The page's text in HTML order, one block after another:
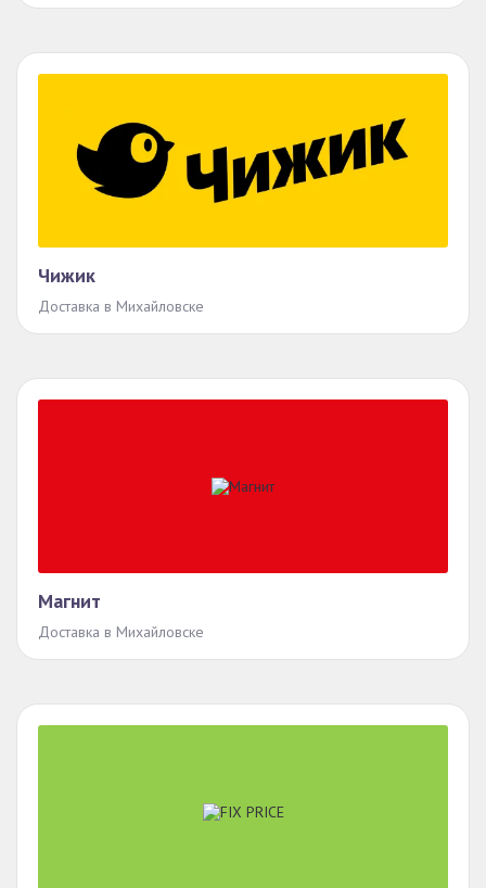
Чижик
Доставка в Михайловске
Магнит
Доставка в Михайловске